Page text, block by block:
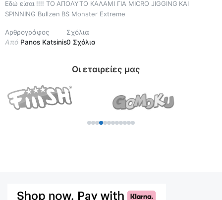
Εδώ είσαι !!!! ΤΟ ΑΠΟΛΥΤΟ ΚΑΛΑΜΙ ΓΙΑ MICRO JIGGING KAI
SPINNING Bullzen BS Monster Extreme
Αρθρογράφος
Από Panos Katsinis
Σχόλια
0 Σχόλια
Οι εταιρείες μας